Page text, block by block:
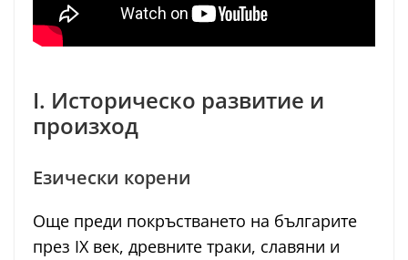
I. Историческо развитие и
произход
Езически корени
Още преди покръстването на българите
през IX век, древните траки, славяни и